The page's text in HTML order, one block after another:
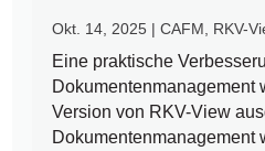
Okt. 14, 2025 |CAFM RKV-
Eine praktische
Dokumentenmanagement
Version von RKV-View
Dokumentenmanagement